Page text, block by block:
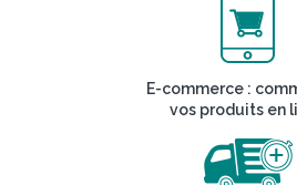
E-commerce :
vos produits en